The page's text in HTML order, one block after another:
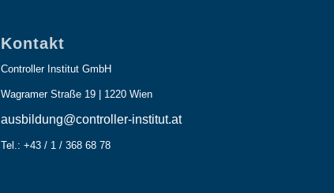
Kontakt
Controller Institut GmbH
Wagramer Straße 19 | 1220 Wien
ausbildung@controller-institut.at
Tel.: +43 / 1 / 368 68 78